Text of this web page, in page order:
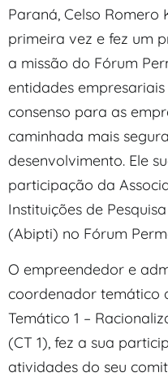
Paraná, Celso Romero
primeira vez e fez um
a missão do Fórum
entidades
consenso para as
caminhada mais
desenvolvimento. Ele
participação da
Instituições de
(Abipti) no Fórum
O empreendedor e
coordenador temático
Temático 1 –
(CT 1), fez a sua
atividades do seu